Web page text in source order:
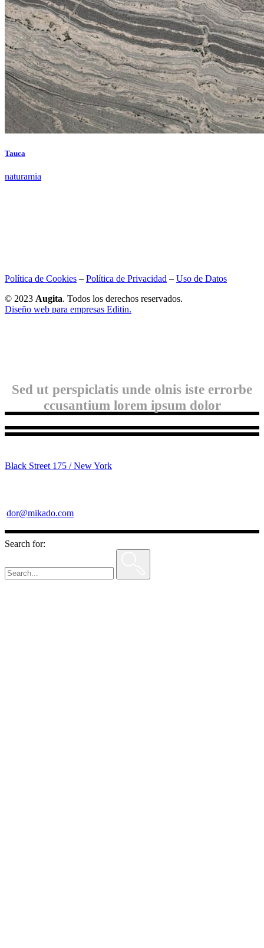
Tauca
naturamia
Política de Cookies – Política de Privacidad – Uso de Datos
© 2023 Augita. Todos los derechos reservados.
Diseño web para empresas Editin.
Sed ut perspiclatis unde olnis iste errorbe
ccusantium lorem ipsum dolor
Black Street 175 / New York
dor@mikado.com
Search for: